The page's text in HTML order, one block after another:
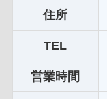
住所
TEL
営業時間